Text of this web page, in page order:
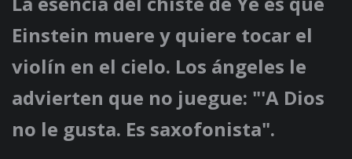
Einstein muere y quiere tocar el
violín en el cielo. Los ángeles le
advierten que no juegue: "'A Dios
no le gusta. Es saxofonista".